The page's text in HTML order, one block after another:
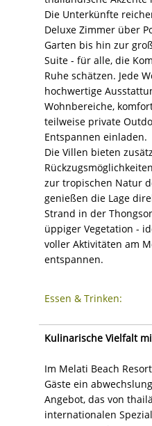
Die Unterkünfte
Deluxe Zimmer über
Garten bis hin zur
Suite - für alle, die
Ruhe schätzen. Jede
hochwertige
Wohnbereiche,
teilweise private
Entspannen einladen.
Die Villen bieten
zur tropischen Natur
genießen die Lage
Strand in der
üppiger Vegetation -
voller Aktivitäten am
entspannen.
Essen & Trinken:
Kulinarische Vielfalt
Im Melati Beach
Gäste ein
Angebot, das von
internationalen